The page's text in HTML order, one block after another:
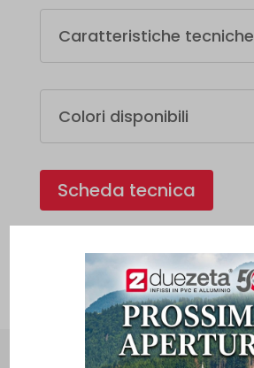
Caratteristiche tecniche
Colori disponibili
Scheda tecnica
Richiedi info